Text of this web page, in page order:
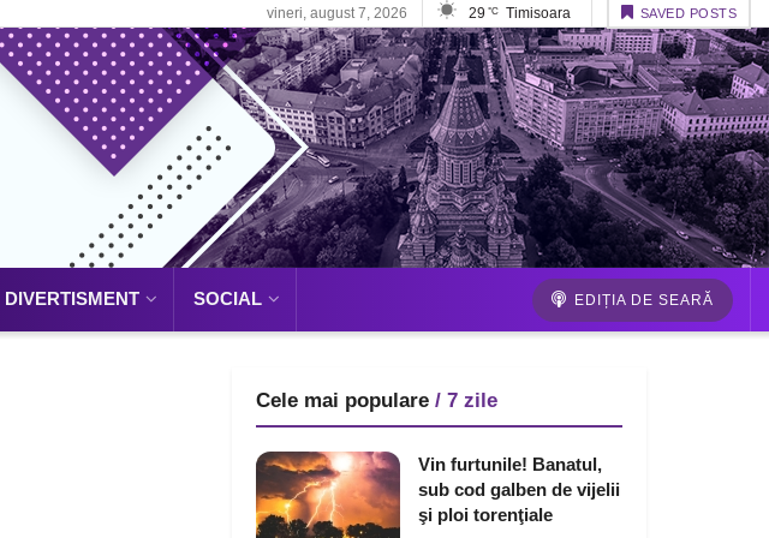
vineri, august 7, 2026 29 °C Timisoara SAVED POSTS
DIVERTISMENT SOCIAL EDIȚIA DE SEARĂ
Cele mai populare / 7 zile
Vin furtunile! Banatul,
sub cod galben de vijelii
şi ploi torenţiale